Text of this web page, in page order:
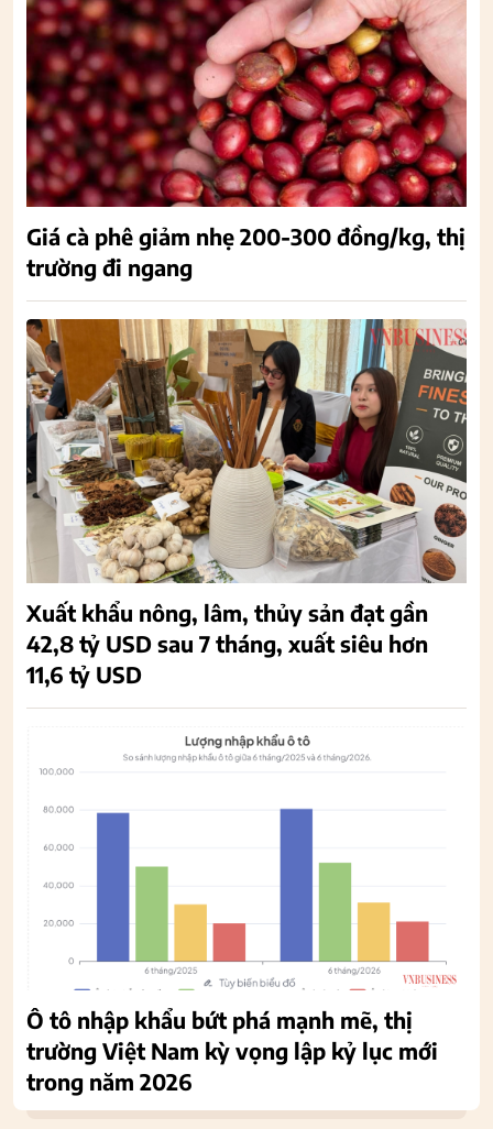
Giá cà phê giảm nhẹ 200-300 đồng/kg, thị
trường đi ngang
Xuất khẩu nông, lâm, thủy sản đạt gần
42,8 tỷ USD sau 7 tháng, xuất siêu hơn
11,6 tỷ USD
Ô tô nhập khẩu bứt phá mạnh mẽ, thị
trường Việt Nam kỳ vọng lập kỷ lục mới
trong năm 2026